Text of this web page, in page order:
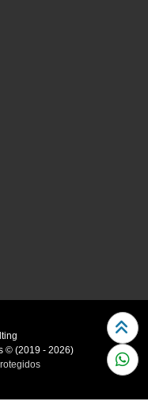
© (2019 - 2026)